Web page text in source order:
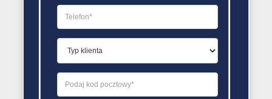
Ile prądu zużywa dom?
12 stycznia 2018
Redakcja Zmiana Sprzedawcy Gazu